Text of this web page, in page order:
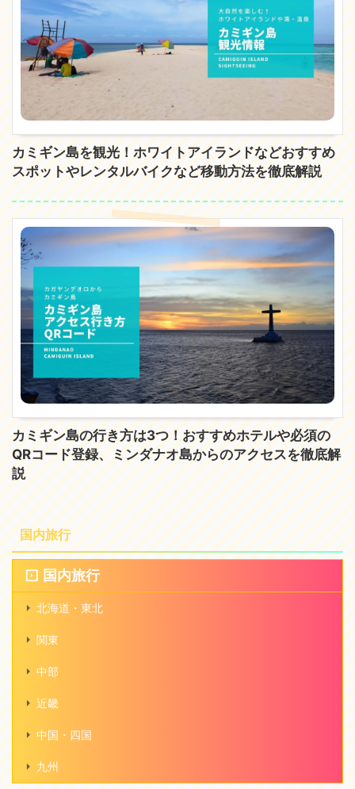
カミギン島を観光！ホワイトアイランドなどおすすめ
スポットやレンタルバイクなど移動方法を徹底解説
カミギン島の行き方は3つ！おすすめホテルや必須の
QRコード登録、ミンダナオ島からのアクセスを徹底解
説
国内旅行
国内旅行
北海道・東北
関東
中部
近畿
中国・四国
九州